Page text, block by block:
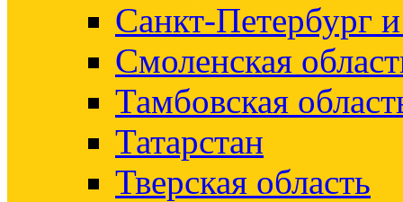
Санкт-Петербург
Смоленская
Тамбовская
Татарстан
Тверская область